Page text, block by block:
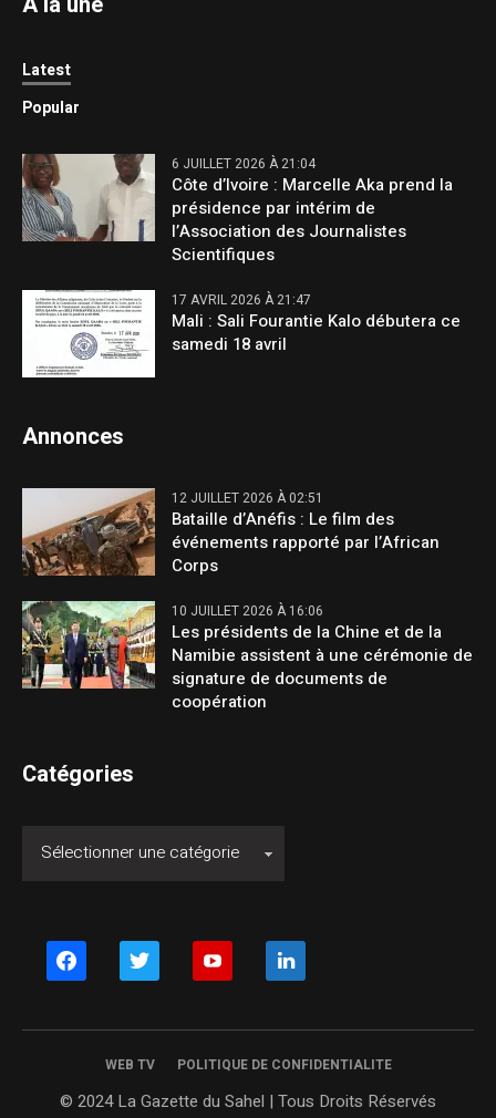
Latest
Popular
6 JUILLET 2026 À 21:04
Côte d’Ivoire : Marcelle Aka prend la
présidence par intérim de
l’Association des Journalistes
Scientifiques
17 AVRIL 2026 À 21:47
Mali : Sali Fourantie Kalo débutera ce
samedi 18 avril
Annonces
12 JUILLET 2026 À 02:51
Bataille d’Anéfis : Le film des
événements rapporté par l’African
Corps
10 JUILLET 2026 À 16:06
Les présidents de la Chine et de la
Namibie assistent à une cérémonie de
signature de documents de
coopération
Catégories
facebook twitter youtube linkedin
WEB TV POLITIQUE DE CONFIDENTIALITE
© 2024 La Gazette du Sahel | Tous Droits Réservés